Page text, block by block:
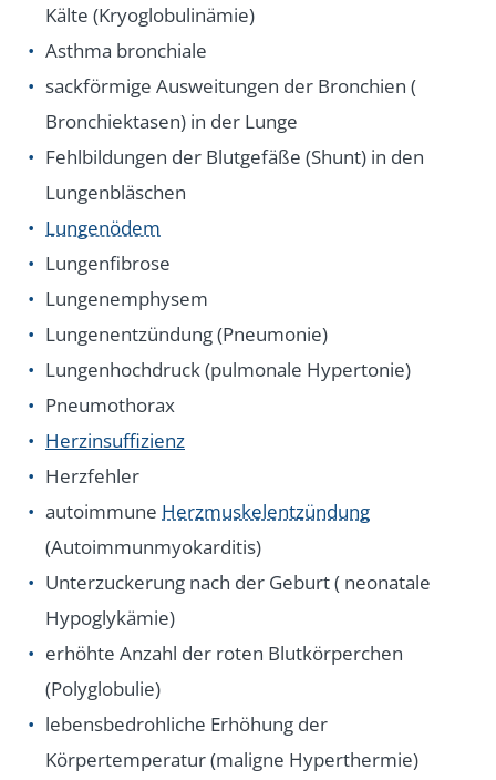
Kälte (Kryoglobulinämie)
Asthma bronchiale
sackförmige Ausweitungen der Bronchien (
Bronchiektasen) in der Lunge
Fehlbildungen der Blutgefäße (Shunt) in den
Lungenbläschen
Lungenödem
Lungenfibrose
Lungenemphysem
Lungenentzündung (Pneumonie)
Lungenhochdruck (pulmonale Hypertonie)
Pneumothorax
Herzinsuffizienz
Herzfehler
autoimmune Herzmuskelentzündung
(Autoimmunmyokarditis)
Unterzuckerung nach der Geburt ( neonatale
Hypoglykämie)
erhöhte Anzahl der roten Blutkörperchen
(Polyglobulie)
lebensbedrohliche Erhöhung der
Körpertemperatur (maligne Hyperthermie)